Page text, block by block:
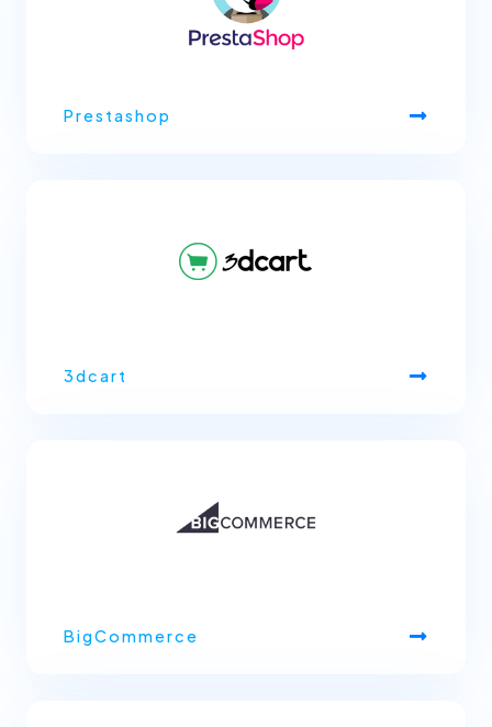
Prestashop
3dcart
BigCommerce